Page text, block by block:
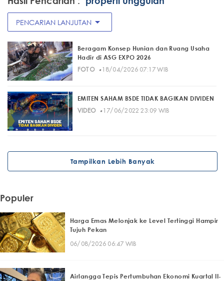
PENCARIAN LANJUTAN arrow_drop_down
Beragam Konsep Hunian dan Ruang Usaha
Hadir di ASG EXPO 2026
FOTO· 18/04/2026 07:17 WIB
EMITEN SAHAM BSDE TIDAK BAGIKAN DIVIDEN
VIDEO· 17/06/2022 23:09 WIB
Tampilkan Lebih Banyak
Populer
Harga Emas Melonjak ke Level Tertinggi Hampir
Tujuh Pekan
06/08/2026 06:47 WIB
Airlangga Tepis Pertumbuhan Ekonomi Kuartal II-